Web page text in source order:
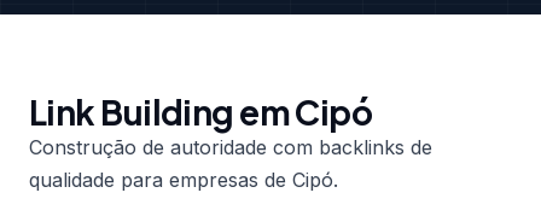
Link Building em Cipó
Construção de autoridade com backlinks de
qualidade para empresas de Cipó.